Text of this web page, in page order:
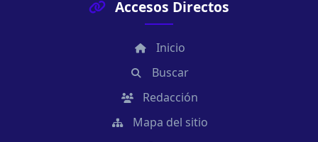
Accesos Directos
Inicio
Buscar
Redacción
Mapa del sitio